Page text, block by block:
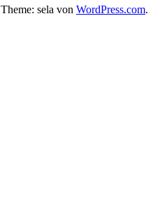
Theme: sela von WordPress.com.